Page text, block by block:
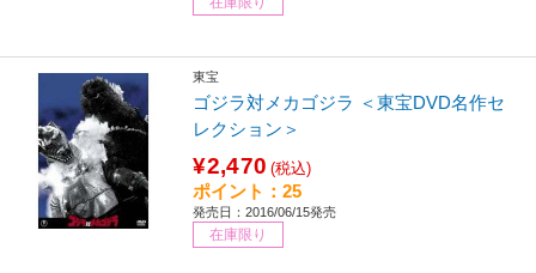
東宝
ゴジラ対メカゴジラ ＜東宝DVD名作セ
レクション＞
¥2,470 (税込)
ポイント：25
発売日：2016/06/15発売
在庫限り